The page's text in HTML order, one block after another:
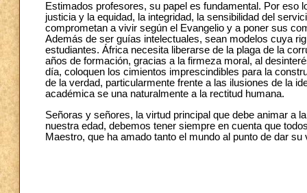
Estimados profesores, su papel es fundamental. Por eso
justicia y la equidad, la integridad, la sensibilidad del
comprometan a vivir según el Evangelio y a poner sus
Además de ser guías intelectuales, sean modelos cuya
estudiantes. África necesita liberarse de la plaga de la
años de formación, gracias a la firmeza moral, al
día, coloquen los cimientos imprescindibles para la
de la verdad, particularmente frente a las ilusiones de la
académica se una naturalmente a la rectitud humana.
Señoras y señores, la virtud principal que debe animar a
nuestra edad, debemos tener siempre en cuenta que
Maestro, que ha amado tanto el mundo al punto de dar